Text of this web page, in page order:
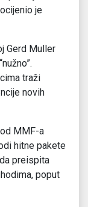
je
Gerd Muller
traži
novih
MMF-a
hitne pakete
preispita
poput